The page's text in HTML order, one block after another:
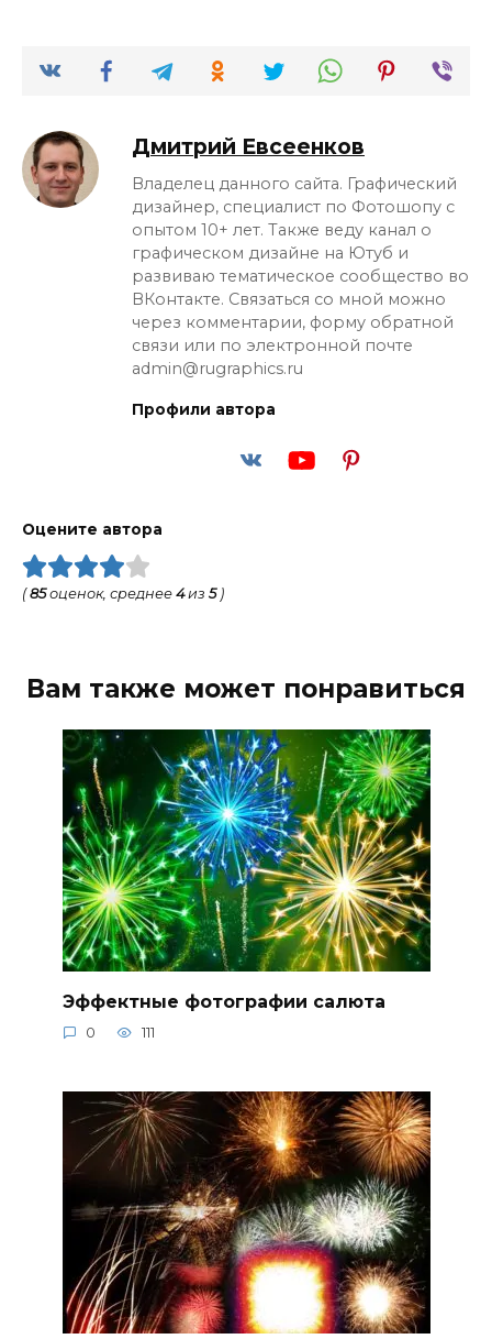
Дмитрий Евсеенков
Владелец данного сайта. Графический
дизайнер, специалист по Фотошопу с
опытом 10+ лет. Также веду канал о
графическом дизайне на Ютуб и
развиваю тематическое сообщество во
ВКонтакте. Связаться со мной можно
через комментарии, форму обратной
связи или по электронной почте
admin@rugraphics.ru
Профили автора
Оцените автора
(85оценок, среднее 4из 5)
Вам также может понравиться
Эффектные фотографии салюта
0 111